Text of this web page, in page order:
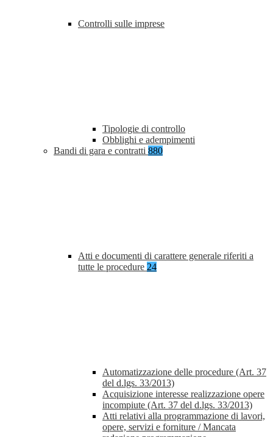
Controlli sulle imprese
Tipologie di controllo
Obblighi e adempimenti
Bandi di gara e contratti 880
Atti e documenti di carattere generale riferiti a
tutte le procedure 24
Automatizzazione delle procedure (Art. 37
del d.lgs. 33/2013)
Acquisizione interesse realizzazione opere
incompiute (Art. 37 del d.lgs. 33/2013)
Atti relativi alla programmazione di lavori,
opere, servizi e forniture / Mancata